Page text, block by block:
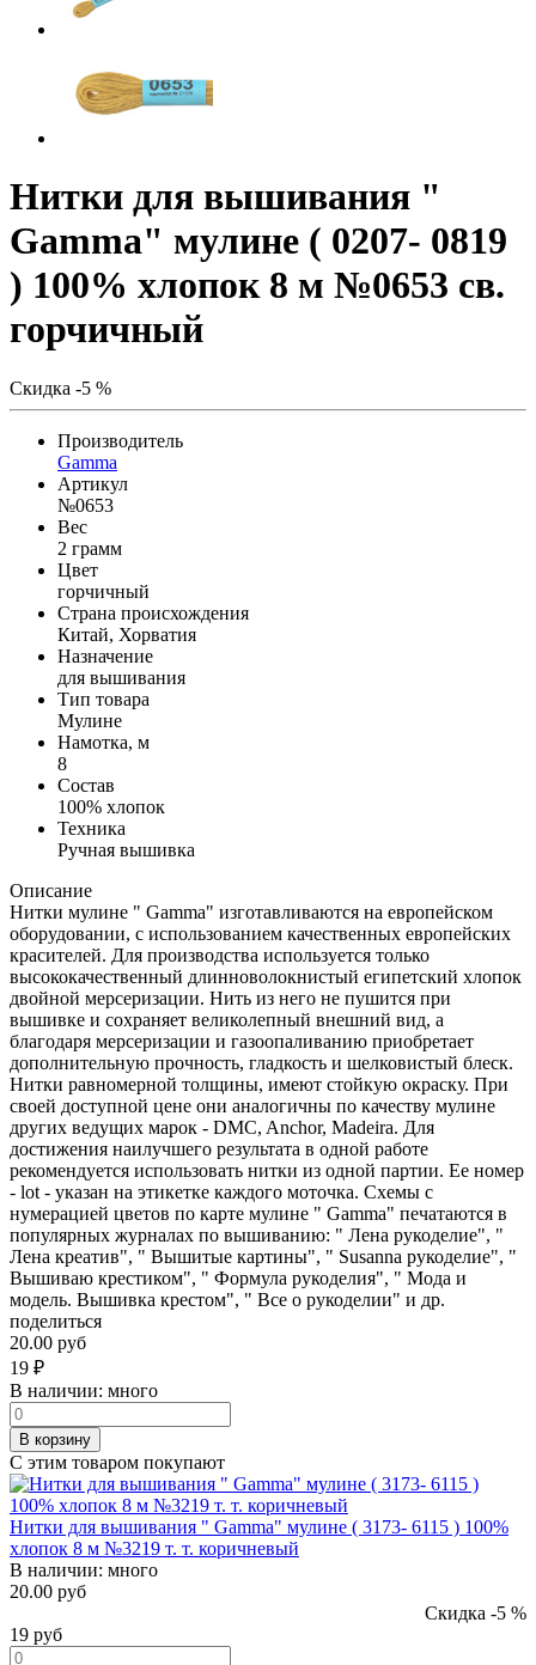
Нитки для вышивания "
Gamma" мулине ( 0207- 0819
) 100% хлопок 8 м №0653 св.
горчичный
Скидка -5 %
Производитель
Gamma
Артикул
№0653
Вес
2 грамм
Цвет
горчичный
Страна происхождения
Китай, Хорватия
Назначение
для вышивания
Тип товара
Мулине
Намотка, м
8
Состав
100% хлопок
Техника
Ручная вышивка
Описание
Нитки мулине " Gamma" изготавливаются на европейском
оборудовании, с использованием качественных европейских
красителей. Для производства используется только
высококачественный длинноволокнистый египетский хлопок
двойной мерсеризации. Нить из него не пушится при
вышивке и сохраняет великолепный внешний вид, а
благодаря мерсеризации и газоопаливанию приобретает
дополнительную прочность, гладкость и шелковистый блеск.
Нитки равномерной толщины, имеют стойкую окраску. При
своей доступной цене они аналогичны по качеству мулине
других ведущих марок - DMC, Anchor, Madeira. Для
достижения наилучшего результата в одной работе
рекомендуется использовать нитки из одной партии. Ее номер
- lot - указан на этикетке каждого моточка. Схемы с
нумерацией цветов по карте мулине " Gamma" печатаются в
популярных журналах по вышиванию: " Лена рукоделие", "
Лена креатив", " Вышитые картины", " Susanna рукоделие", "
Вышиваю крестиком", " Формула рукоделия", " Мода и
модель. Вышивка крестом", " Все о рукоделии" и др.
поделиться
20.00 руб
19 ₽
В наличии: много
В корзину
С этим товаром покупают
Нитки для вышивания " Gamma" мулине ( 3173- 6115 ) 100%
хлопок 8 м №3219 т. т. коричневый
В наличии: много
20.00 руб
Скидка -5 %
19 руб